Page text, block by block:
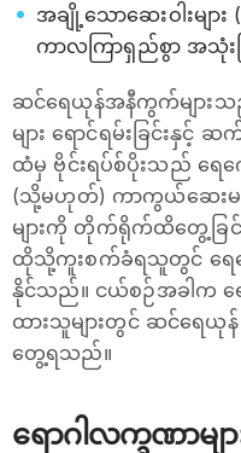
အချို့သောဆေးဝါးများ (
ကာလကြာရှည်စွာ အသုံး
ဆင်ရေယုန်အနီကွက်များသ
များ ရောင်ရမ်းခြင်းနှ
ထံမှ ဗိုင်းရပ်စ်ပိုးသည် ရေက
(သို့မဟုတ်) ကာကွယ်ဆေး
များကို တိုက်ရိုက်ထိတွေ့ခြ
ထိုသို့ကူးစက်ခံရသူတွင် ရေကျ
နိုင်သည်။ ငယ်စဉ်အခါက ရ
ထားသူများတွင် ဆင်ရေယုန်
တွေ့ရသည်။
ရောဂါလက္ခဏာမျာ